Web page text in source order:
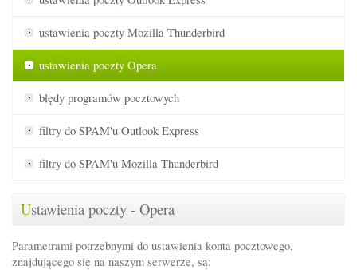
ustawienia poczty Mozilla Thunderbird
ustawienia poczty Opera
błędy programów pocztowych
filtry do SPAM'u Outlook Express
filtry do SPAM'u Mozilla Thunderbird
Ustawienia poczty - Opera
Parametrami potrzebnymi do ustawienia konta pocztowego,
znajdującego się na naszym serwerze, są: